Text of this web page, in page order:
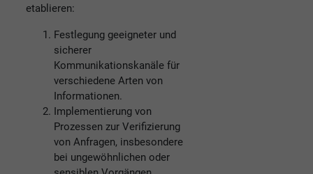
etablieren:
Festlegung geeigneter und
sicherer
Kommunikationskanäle für
verschiedene Arten von
Informationen.
Implementierung von
Prozessen zur Verifizierung
von Anfragen, insbesondere
bei ungewöhnlichen oder